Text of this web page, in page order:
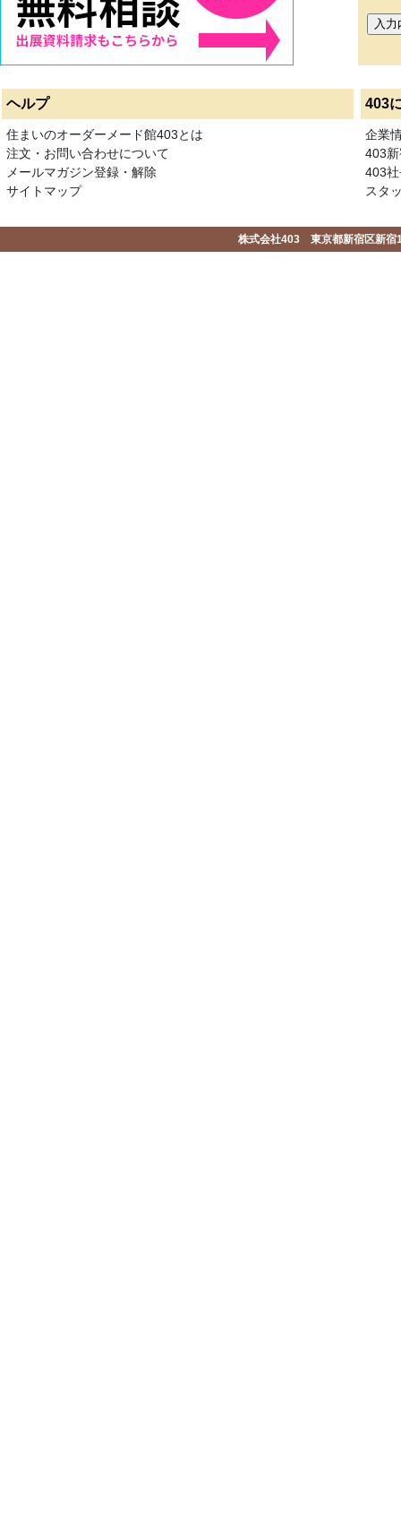
ヘルプ 403
住まいのオーダーメード館403とは
注文・お問い合わせについて
メールマガジン登録・解除
サイトマップ
企業
403
403
スタ
株式会社403 東京都新宿区新